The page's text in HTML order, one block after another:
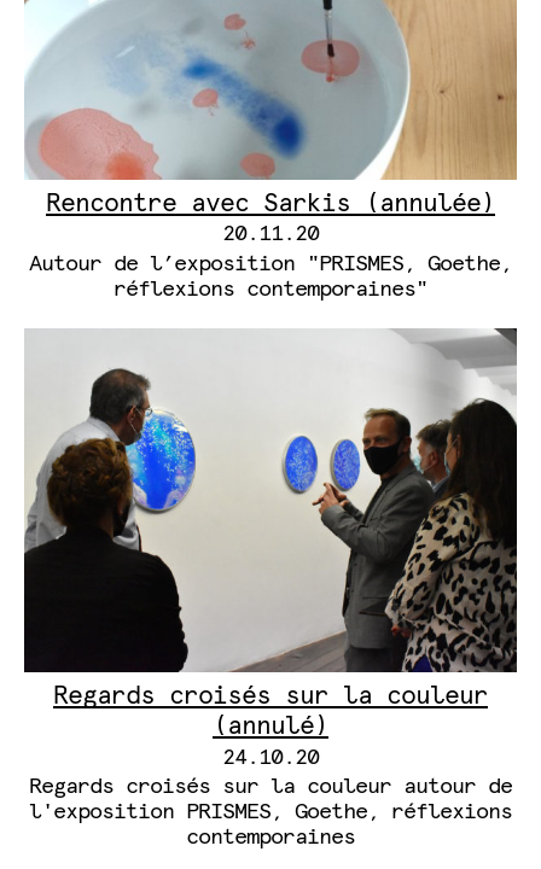
Rencontre avec Sarkis (annulée)
20.11.20
Autour de l’exposition "PRISMES, Goethe,
réflexions contemporaines"
Regards croisés sur la couleur
(annulé)
24.10.20
Regards croisés sur la couleur autour de
l'exposition PRISMES, Goethe, réflexions
contemporaines